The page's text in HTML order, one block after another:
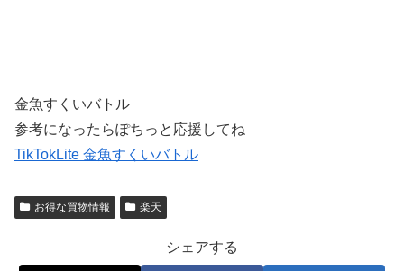
金魚すくいバトル
参考になったらぽちっと応援してね
TikTokLite 金魚すくいバトル
お得な買物情報 楽天
シェアする